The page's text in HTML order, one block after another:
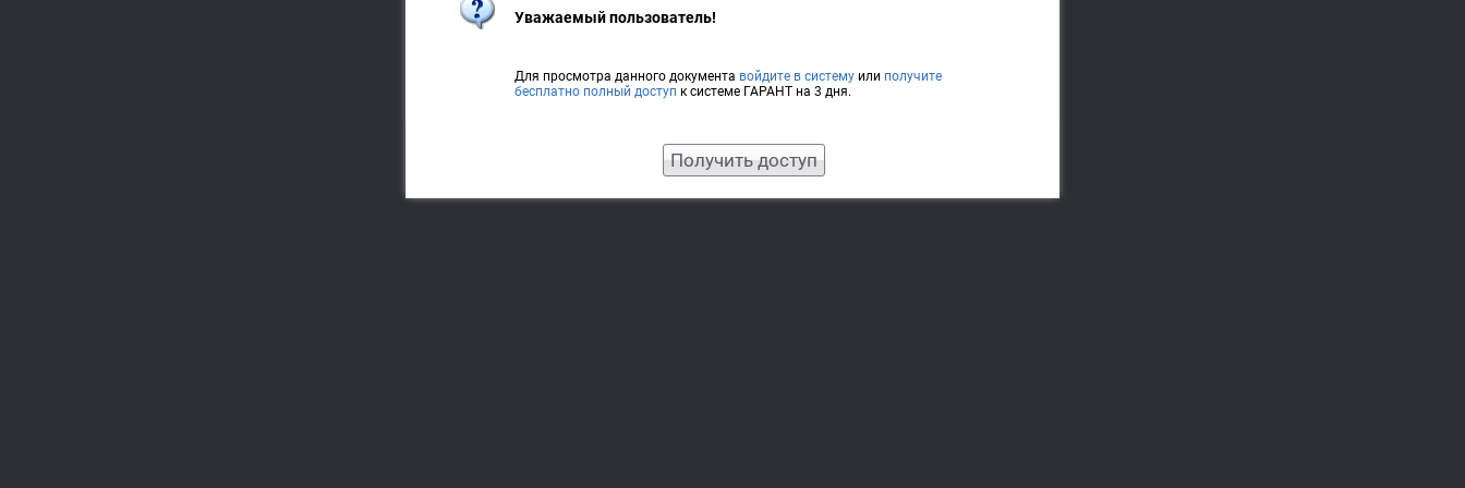
Уважаемый пользователь!
Для просмотра данного документа войдите в систему или получите
бесплатно полный доступ к системе ГАРАНТ на 3 дня.
Получить доступ